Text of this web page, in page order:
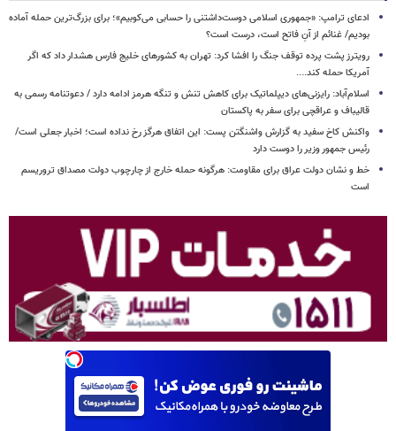
ادعای ترامپ: «جمهوری اسلامی دوست‌داشتنی را حسابی می‌کوبیم»؛ برای بزرگ‌ترین حمله آماده
بودیم/ غنائم از آنِ فاتح است، درست است؟
رویترز پشت پرده توقف جنگ را افشا کرد: تهران به کشورهای خلیج فارس هشدار داد که اگر
آمریکا حمله کند....
اسلام‌آباد: رایزنی‌های دیپلماتیک برای کاهش تنش و تنگه هرمز ادامه دارد / دعوتنامه رسمی به
قالیباف و عراقچی برای سفر به پاکستان
واکنش کاخ سفید به گزارش واشنگتن پست: این اتفاق هرگز رخ نداده است؛ اخبار جعلی است/
رئیس جمهور وزیر را دوست دارد
خط و نشان دولت عراق برای مقاومت: هرگونه حمله خارج از چارچوب دولت مصداق تروریسم
است